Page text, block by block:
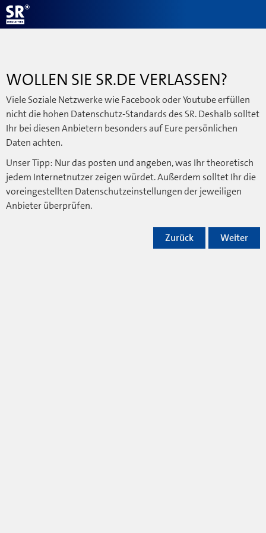
WOLLEN SIE SR.DE VERLASSEN?
Viele Soziale Netzwerke wie Facebook oder Youtube erfüllen
nicht die hohen Datenschutz-Standards des SR. Deshalb solltet
Ihr bei diesen Anbietern besonders auf Eure persönlichen
Daten achten.
Unser Tipp: Nur das posten und angeben, was Ihr theoretisch
jedem Internetnutzer zeigen würdet. Außerdem solltet Ihr die
voreingestellten Datenschutzeinstellungen der jeweiligen
Anbieter überprüfen.
Weiter
Zurück